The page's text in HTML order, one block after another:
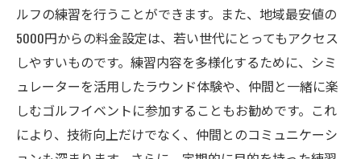
ルフの練習を行うことができます。また、地域最安値の
5000円からの料金設定は、若い世代にとってもアクセス
しやすいものです。練習内容を多様化するために、シミ
ュレーターを活用したラウンド体験や、仲間と一緒に楽
しむゴルフイベントに参加することもお勧めです。これ
により、技術向上だけでなく、仲間とのコミュニケーシ